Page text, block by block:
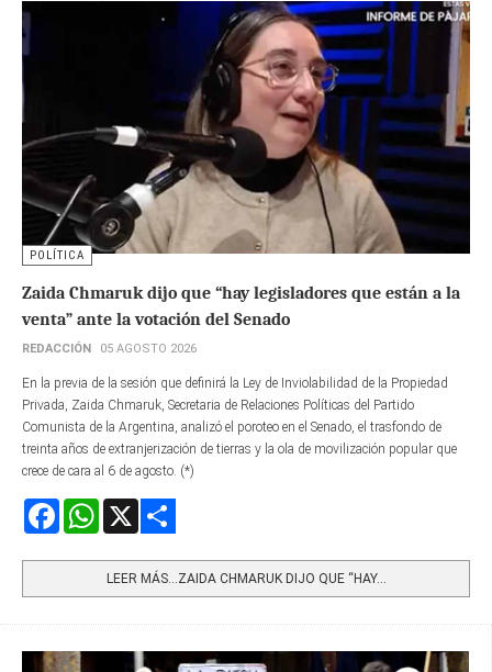
POLÍTICA
Zaida Chmaruk dijo que “hay legisladores que están a la
venta” ante la votación del Senado
REDACCIÓN 05 AGOSTO 2026
En la previa de la sesión que definirá la Ley de Inviolabilidad de la Propiedad
Privada, Zaida Chmaruk, Secretaria de Relaciones Políticas del Partido
Comunista de la Argentina, analizó el poroteo en el Senado, el trasfondo de
treinta años de extranjerización de tierras y la ola de movilización popular que
crece de cara al 6 de agosto. (*)
FacebookWhatsApp
LEER MÁS…ZAIDA CHMARUK DIJO QUE “HAY...